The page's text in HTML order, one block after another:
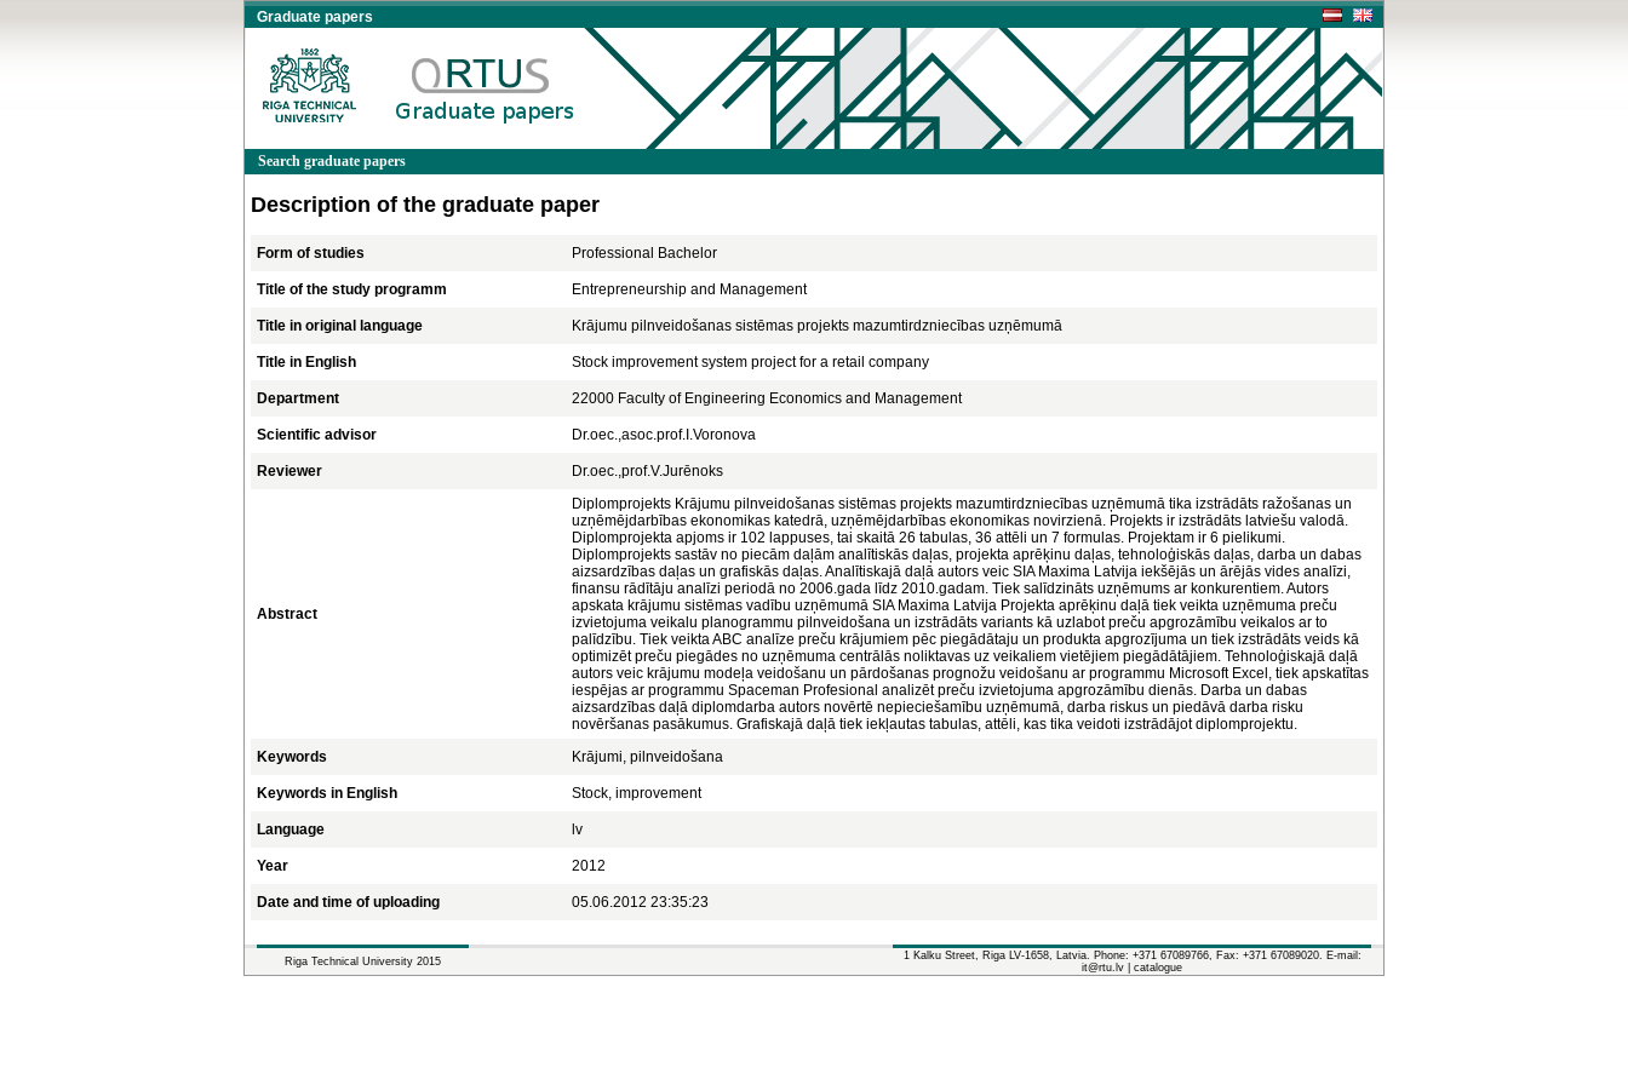
Graduate papers
Search graduate papers
Description of the graduate paper
Form of studies Professional Bachelor
Title of the study programm Entrepreneurship and Management
Title in original language Krājumu pilnveidošanas sistēmas projekts mazumtirdzniecības uzņēmumā
Title in English Stock improvement system project for a retail company
Department 22000 Faculty of Engineering Economics and Management
Scientific advisor Dr.oec.,asoc.prof.I.Voronova
Reviewer Dr.oec.,prof.V.Jurēnoks
Abstract
Diplomprojekts Krājumu pilnveidošanas sistēmas projekts mazumtirdzniecības uzņēmumā tika izstrādāts ražošanas un
uzņēmējdarbības ekonomikas katedrā, uzņēmējdarbības ekonomikas novirzienā. Projekts ir izstrādāts latviešu valodā.
Diplomprojekta apjoms ir 102 lappuses, tai skaitā 26 tabulas, 36 attēli un 7 formulas. Projektam ir 6 pielikumi.
Diplomprojekts sastāv no piecām daļām analītiskās daļas, projekta aprēķinu daļas, tehnoloģiskās daļas, darba un dabas
aizsardzības daļas un grafiskās daļas. Analītiskajā daļā autors veic SIA Maxima Latvija iekšējās un ārējās vides analīzi,
finansu rādītāju analīzi periodā no 2006.gada līdz 2010.gadam. Tiek salīdzināts uzņēmums ar konkurentiem. Autors
apskata krājumu sistēmas vadību uzņēmumā SIA Maxima Latvija Projekta aprēķinu daļā tiek veikta uzņēmuma preču
izvietojuma veikalu planogrammu pilnveidošana un izstrādāts variants kā uzlabot preču apgrozāmību veikalos ar to
palīdzību. Tiek veikta ABC analīze preču krājumiem pēc piegādātaju un produkta apgrozījuma un tiek izstrādāts veids kā
optimizēt preču piegādes no uzņēmuma centrālās noliktavas uz veikaliem vietējiem piegādātājiem. Tehnoloģiskajā daļā
autors veic krājumu modeļa veidošanu un pārdošanas prognožu veidošanu ar programmu Microsoft Excel, tiek apskatītas
iespējas ar programmu Spaceman Profesional analizēt preču izvietojuma apgrozāmību dienās. Darba un dabas
aizsardzības daļā diplomdarba autors novērtē nepieciešamību uzņēmumā, darba riskus un piedāvā darba risku
novēršanas pasākumus. Grafiskajā daļā tiek iekļautas tabulas, attēli, kas tika veidoti izstrādājot diplomprojektu.
Keywords
Krājumi, pilnveidošana
Keywords in English Stock, improvement
Language lv
Year 2012
Date and time of uploading 05.06.2012 23:35:23
Riga Technical University 2015
1 Kalku Street, Riga LV-1658, Latvia. Phone: +371 67089766, Fax: +371 67089020. E-mail:
it@rtu.lv | catalogue